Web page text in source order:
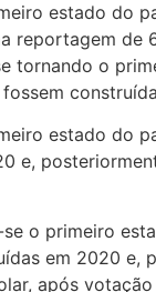
estado do
reportagem de
tornando o
estado do
e,
o primeiro
em 2020 e,
após